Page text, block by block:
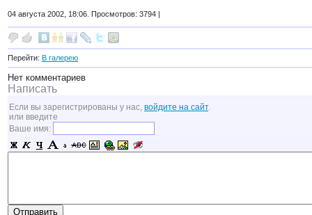
04 августа 2002, 18:06. Просмотров: 3794 |
Перейти: В галерею
Нет комментариев
Написать
Если вы зарегистрированы у нас, войдите на сайт.
или введите
Ваше имя: